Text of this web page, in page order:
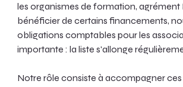
les organismes de formation, agrément
bénéficier de certains financements,
obligations comptables pour les
importante : la liste s'allonge
Notre rôle consiste à accompagner